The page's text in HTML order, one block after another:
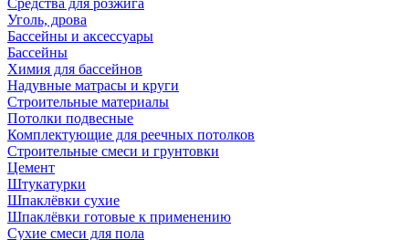
Средства для розжига
Уголь, дрова
Бассейны и аксессуары
Бассейны
Химия для бассейнов
Надувные матрасы и круги
Строительные материалы
Потолки подвесные
Комплектующие для реечных потолков
Строительные смеси и грунтовки
Цемент
Штукатурки
Шпаклёвки сухие
Шпаклёвки готовые к применению
Сухие смеси для пола